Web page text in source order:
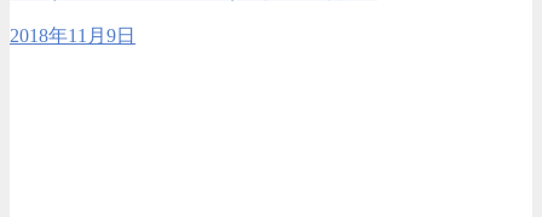
2018年11月9日